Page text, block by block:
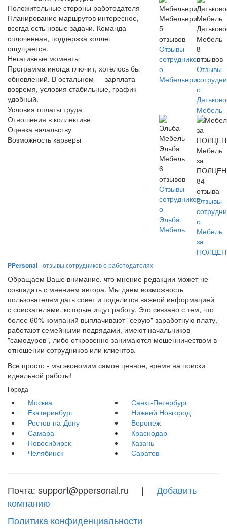
Положительные стороны работодателя
Планирование маршрутов интересное,
всегда есть новые задачи. Команда
сплоченная, поддержка коллег
ощущается.
Негативные моменты
Программа иногда глючит, хотелось бы
обновлений. В остальном — зарплата
вовремя, условия стабильные, график
удобный.
Условия оплаты труда
Отношения в коллективе
Оценка начальству
Возможность карьеры
Мебельери
5
отзывов
Отзывы
сотрудников
о
Мебельери
Мебель
8
отзывов
Отзывы
о
Мебель
Эльба
Мебель
6
отзывов
Отзывы
сотрудников
о
Эльба
Мебель
Мебель
за
84
отзыва
Отзывы
о
Мебель
за
PPersonal- отзывы сотрудников о работодателях
Обращаем Ваше внимание, что мнение редакции может не
совпадать с мнением автора. Мы даем возможность
пользователям дать совет и поделится важной информацией
с соискателями, которые ищут работу. Это связано с тем, что
более 60% компаний выплачивают "серую" заработную плату,
работают семейными подрядами, имеют начальников
"самодуров", либо откровенно занимаются мошенничеством в
отношении сотрудников или клиентов.
Все просто - мы экономим самое ценное, время на поиски
идеальной работы!
Города
Москва
Санкт-Петербург
Екатеринбург
Нижний Новгород
Ростов-на-Дону
Воронеж
Самара
Краснодар
Новосибирск
Казань
Челябинск
Саратов
Почта: support@ppersonal.ru | Добавить
компанию
Политика конфиденциальности